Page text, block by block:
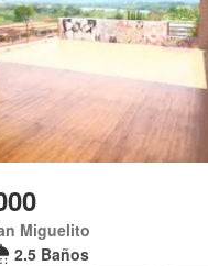
Miguelito
2.5 Baños